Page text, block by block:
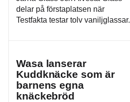
delar på förstaplatsen när
Testfakta testar tolv vaniljglassar.
Wasa lanserar
Kuddknäcke som är
barnens egna
knäckebröd